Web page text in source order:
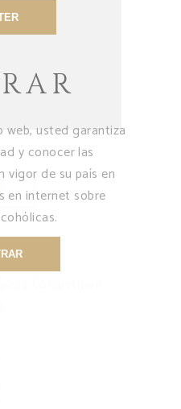
usted garantiza
y conocer las
vigor de su país en
en internet sobre